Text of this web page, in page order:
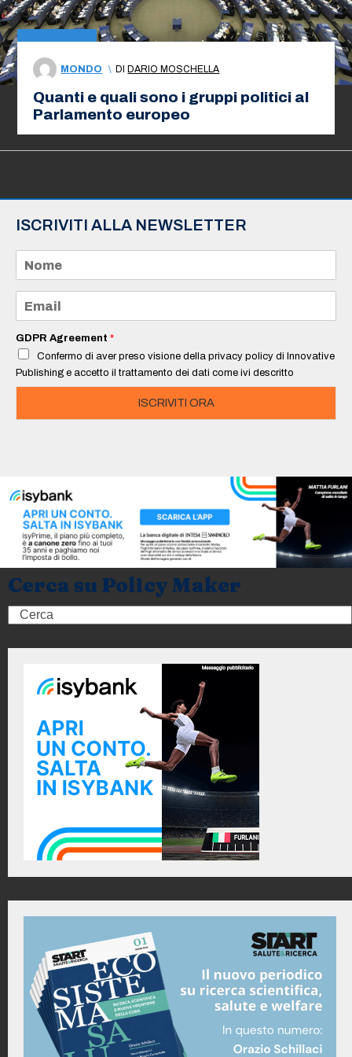
MONDO \ DI DARIO MOSCHELLA
Quanti e quali sono i gruppi politici al
Parlamento europeo
ISCRIVITI ALLA NEWSLETTER
m
e
a
i
*
GDPR Agreement *
Confermo di aver preso visione della privacy policy di Innovative
Publishing e accetto il trattamento dei dati come ivi descritto
ISCRIVITI ORA
Cerca su Policy Maker
Search